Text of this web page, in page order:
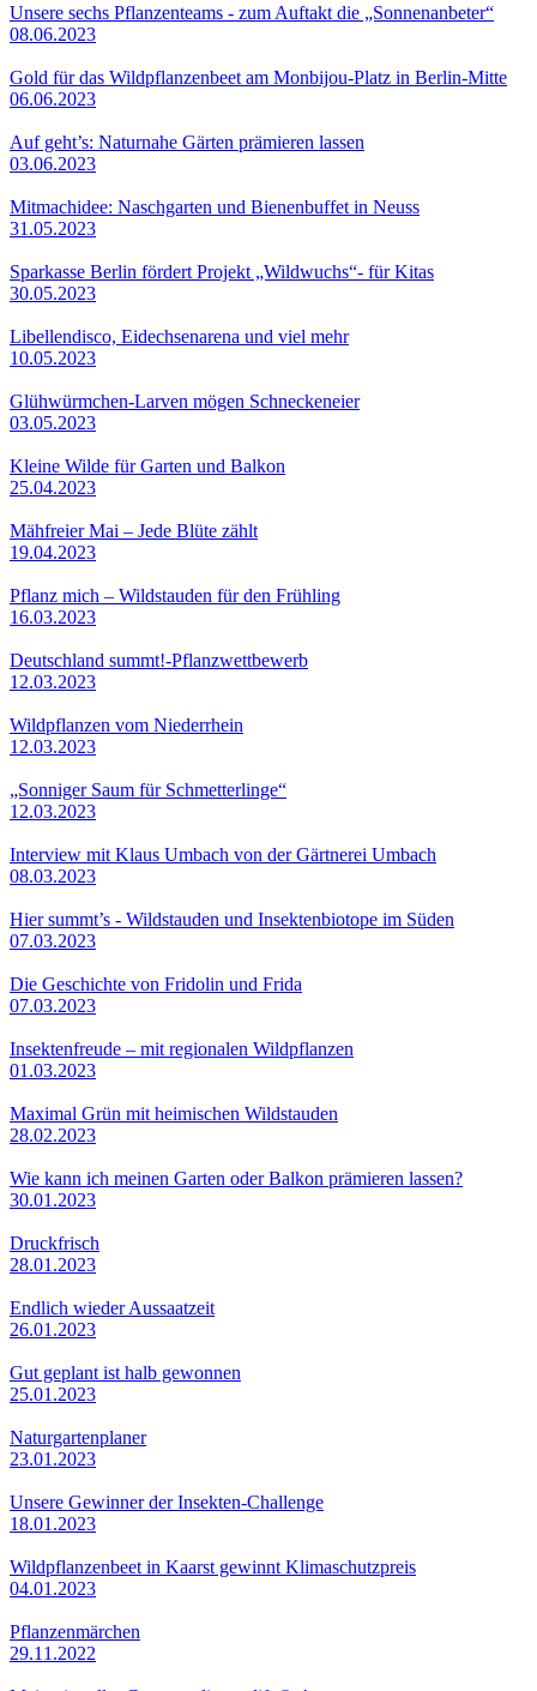
Unsere sechs Pflanzenteams - zum Auftakt die „Sonnenanbeter“
08.06.2023
Gold für das Wildpflanzenbeet am Monbijou-Platz in Berlin-Mitte
06.06.2023
Auf geht’s: Naturnahe Gärten prämieren lassen
03.06.2023
Mitmachidee: Naschgarten und Bienenbuffet in Neuss
31.05.2023
Sparkasse Berlin fördert Projekt „Wildwuchs“- für Kitas
30.05.2023
Libellendisco, Eidechsenarena und viel mehr
10.05.2023
Glühwürmchen-Larven mögen Schneckeneier
03.05.2023
Kleine Wilde für Garten und Balkon
25.04.2023
Mähfreier Mai – Jede Blüte zählt
19.04.2023
Pflanz mich – Wildstauden für den Frühling
16.03.2023
Deutschland summt!-Pflanzwettbewerb
12.03.2023
Wildpflanzen vom Niederrhein
12.03.2023
„Sonniger Saum für Schmetterlinge“
12.03.2023
Interview mit Klaus Umbach von der Gärtnerei Umbach
08.03.2023
Hier summt’s - Wildstauden und Insektenbiotope im Süden
07.03.2023
Die Geschichte von Fridolin und Frida
07.03.2023
Insektenfreude – mit regionalen Wildpflanzen
01.03.2023
Maximal Grün mit heimischen Wildstauden
28.02.2023
Wie kann ich meinen Garten oder Balkon prämieren lassen?
30.01.2023
Druckfrisch
28.01.2023
Endlich wieder Aussaatzeit
26.01.2023
Gut geplant ist halb gewonnen
25.01.2023
Naturgartenplaner
23.01.2023
Unsere Gewinner der Insekten-Challenge
18.01.2023
Wildpflanzenbeet in Kaarst gewinnt Klimaschutzpreis
04.01.2023
Pflanzenmärchen
29.11.2022